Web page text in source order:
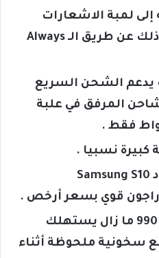
لمبة الاشعارات
ولكن يمكن تعويض ذلك عن طريق الـ Always
يدعم الشحن السريع
أن الشاحن المرفق في علبة
نسبيا .
يجب أن لا ننسى وجود Samsung S10
المعالج الاكسنوس 990 ما زال يستهلك
سخونية ملحوظة أثناء